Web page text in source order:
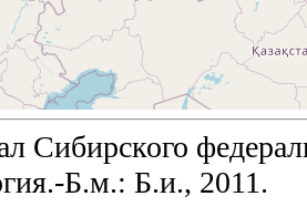
Сибирского
Б.м.: Б.и., 2011.